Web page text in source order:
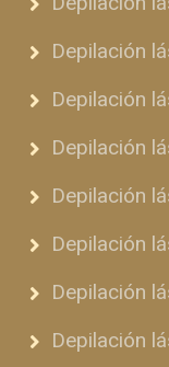
Depilación
Depilación
Depilación
Depilación
Depilación
Depilación
Depilación